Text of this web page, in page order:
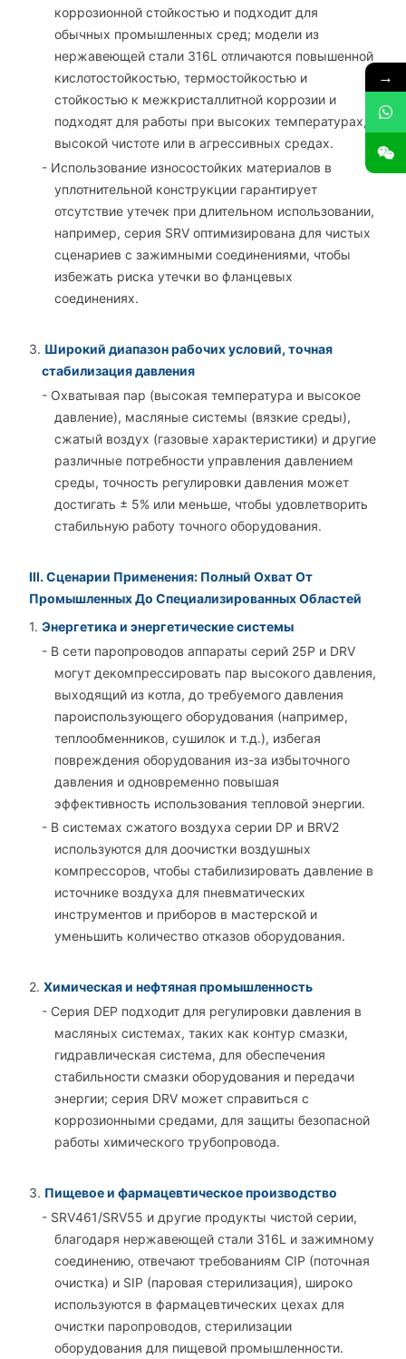
коррозионной стойкостью и подходит для
обычных промышленных сред; модели из
нержавеющей стали 316L отличаются повышенной
кислотостойкостью, термостойкостью и
стойкостью к межкристаллитной коррозии и
подходят для работы при высоких температурах,
высокой чистоте или в агрессивных средах.
- Использование износостойких материалов в
уплотнительной конструкции гарантирует
отсутствие утечек при длительном использовании,
например, серия SRV оптимизирована для чистых
сценариев с зажимными соединениями, чтобы
избежать риска утечки во фланцевых
соединениях.
3. Широкий диапазон рабочих условий, точная
стабилизация давления
- Охватывая пар (высокая температура и высокое
давление), масляные системы (вязкие среды),
сжатый воздух (газовые характеристики) и другие
различные потребности управления давлением
среды, точность регулировки давления может
достигать ± 5% или меньше, чтобы удовлетворить
стабильную работу точного оборудования.
III. Сценарии Применения: Полный Охват От
Промышленных До Специализированных Областей
1. Энергетика и энергетические системы
- В сети паропроводов аппараты серий 25P и DRV
могут декомпрессировать пар высокого давления,
выходящий из котла, до требуемого давления
пароиспользующего оборудования (например,
теплообменников, сушилок и т.д.), избегая
повреждения оборудования из-за избыточного
давления и одновременно повышая
эффективность использования тепловой энергии.
- В системах сжатого воздуха серии DP и BRV2
используются для доочистки воздушных
компрессоров, чтобы стабилизировать давление в
источнике воздуха для пневматических
инструментов и приборов в мастерской и
уменьшить количество отказов оборудования.
2. Химическая и нефтяная промышленность
- Серия DEP подходит для регулировки давления в
масляных системах, таких как контур смазки,
гидравлическая система, для обеспечения
стабильности смазки оборудования и передачи
энергии; серия DRV может справиться с
коррозионными средами, для защиты безопасной
работы химического трубопровода.
3. Пищевое и фармацевтическое производство
- SRV461/SRV55 и другие продукты чистой серии,
благодаря нержавеющей стали 316L и зажимному
соединению, отвечают требованиям CIP (поточная
очистка) и SIP (паровая стерилизация), широко
используются в фармацевтических цехах для
очистки паропроводов, стерилизации
оборудования для пищевой промышленности.
→